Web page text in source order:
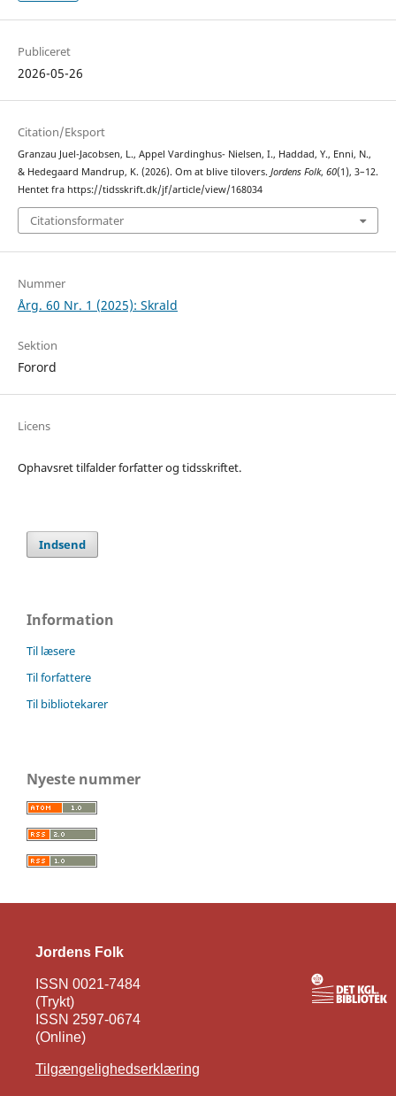
Publiceret
2026-05-26
Citation/Eksport
Granzau Juel-Jacobsen, L., Appel Vardinghus- Nielsen, I., Haddad, Y., Enni, N.,
& Hedegaard Mandrup, K. (2026). Om at blive tilovers. Jordens Folk, 60(1), 3–12.
Hentet fra https://tidsskrift.dk/jf/article/view/168034
Citationsformater
Nummer
Årg. 60 Nr. 1 (2025): Skrald
Sektion
Forord
Licens
Ophavsret tilfalder forfatter og tidsskriftet.
Indsend
Information
Til læsere
Til forfattere
Til bibliotekarer
Nyeste nummer
Jordens Folk
ISSN 0021-7484
(Trykt)
ISSN 2597-0674
(Online)
Tilgængelighedserklæring